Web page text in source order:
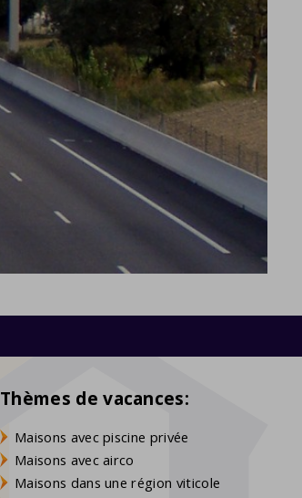
Thèmes de vacances:
Maisons avec piscine privée
Maisons avec airco
Maisons dans une région viticole